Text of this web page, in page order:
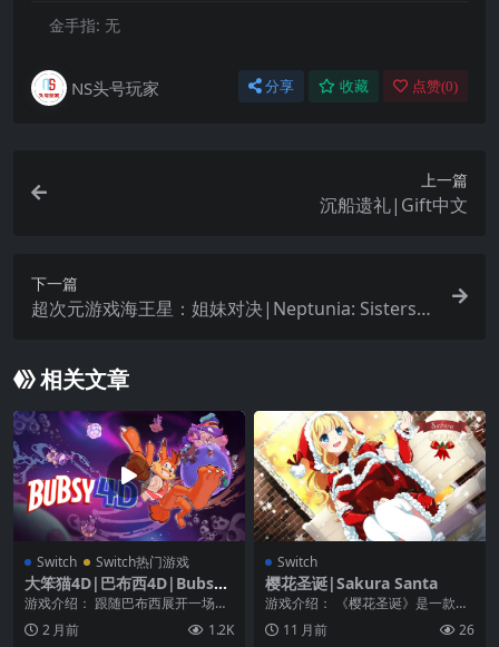
金手指: 无
NS头号玩家 分享 收藏 点赞(0)
上一篇
沉船遗礼|Gift中文
下一篇
超次元游戏海王星：姐妹对决|Neptunia: Sisters v
相关文章
Switch Switch热门游戏
大笨猫4D|巴布西4D|Bubsy
4D中文
游戏介绍： 跟随巴布西展开一场全
新的星际平台游戏冒险！没错，我
们同样感到难以置信...
2 月前 1.2K
Switch
樱花圣诞|Sakura Santa
游戏介绍： 《樱花圣诞》是一款有
着恋爱风格的角色扮演游戏。这款
二次元画风的绅士新...
11 月前 26